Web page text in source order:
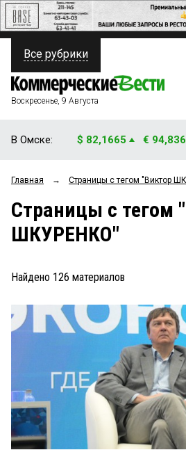
ПОЛИТИКА
ФИНАНСЫ
ОБЩЕСТВО
ЗАКОН
ПРОИСШЕСТВИЯ
СТИЛЬ ЖИЗНИ
Все рубрики
Воскресенье, 9 Августа
В Омске: $ 82,1665 €
Главная → Страницы c тегом "Виктор
Страницы c тегом
ШКУРЕНКО"
Найдено 126 материалов